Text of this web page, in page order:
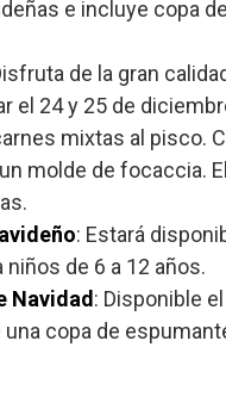
e incluye copa
de la gran
el 24 y 25 de
mixtas al pisco.
molde de focaccia.
: Estará
de 6 a 12 años.
Navidad: Disponible
copa de